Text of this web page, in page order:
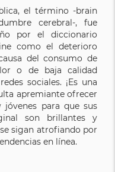
el término -brain
cerebral-, fue
por el diccionario
como el deterioro
del consumo de
o de baja calidad
sociales. ¡Es una
apremiante ofrecer
para que sus
son brillantes y
sigan atrofiando por
en línea.